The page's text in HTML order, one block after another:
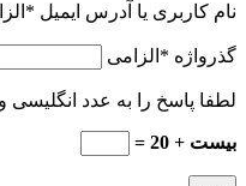
نام کاربری یا آدرس ایمیل *
گذرواژه * الزامی
لطفا پاسخ را به عدد انگلیسی
بیست + 20 =